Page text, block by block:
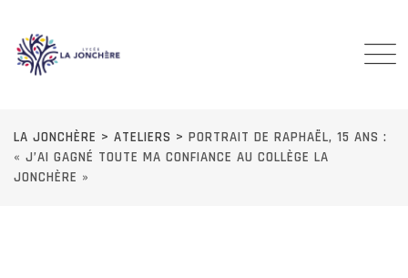
content
LA JONCHÈRE > ATELIERS > PORTRAIT DE RAPHAËL, 15 ANS :
« J’AI GAGNÉ TOUTE MA CONFIANCE AU COLLÈGE LA
JONCHÈRE »